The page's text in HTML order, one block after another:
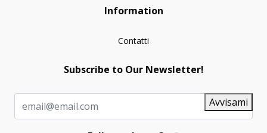
Information
Contatti
Subscribe to Our Newsletter!
Avvisami